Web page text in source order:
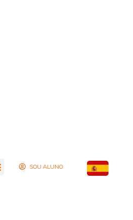
SOU ALUNO